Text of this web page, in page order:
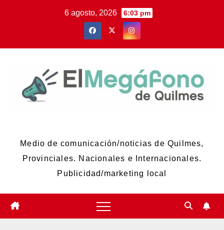
6 agosto, 2026 6:03 pm
Medio de comunicación/noticias de Quilmes,
Provinciales. Nacionales e Internacionales.
Publicidad/marketing local